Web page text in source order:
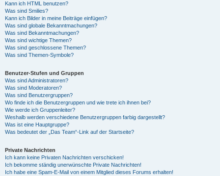
Kann ich HTML benutzen?
Was sind Smilies?
Kann ich Bilder in meine Beiträge einfügen?
Was sind globale Bekanntmachungen?
Was sind Bekanntmachungen?
Was sind wichtige Themen?
Was sind geschlossene Themen?
Was sind Themen-Symbole?
Benutzer-Stufen und Gruppen
Was sind Administratoren?
Was sind Moderatoren?
Was sind Benutzergruppen?
Wo finde ich die Benutzergruppen und wie trete ich ihnen bei?
Wie werde ich Gruppenleiter?
Weshalb werden verschiedene Benutzergruppen farbig dargestellt?
Was ist eine Hauptgruppe?
Was bedeutet der „Das Team“-Link auf der Startseite?
Private Nachrichten
Ich kann keine Privaten Nachrichten verschicken!
Ich bekomme ständig unerwünschte Private Nachrichten!
Ich habe eine Spam-E-Mail von einem Mitglied dieses Forums erhalten!